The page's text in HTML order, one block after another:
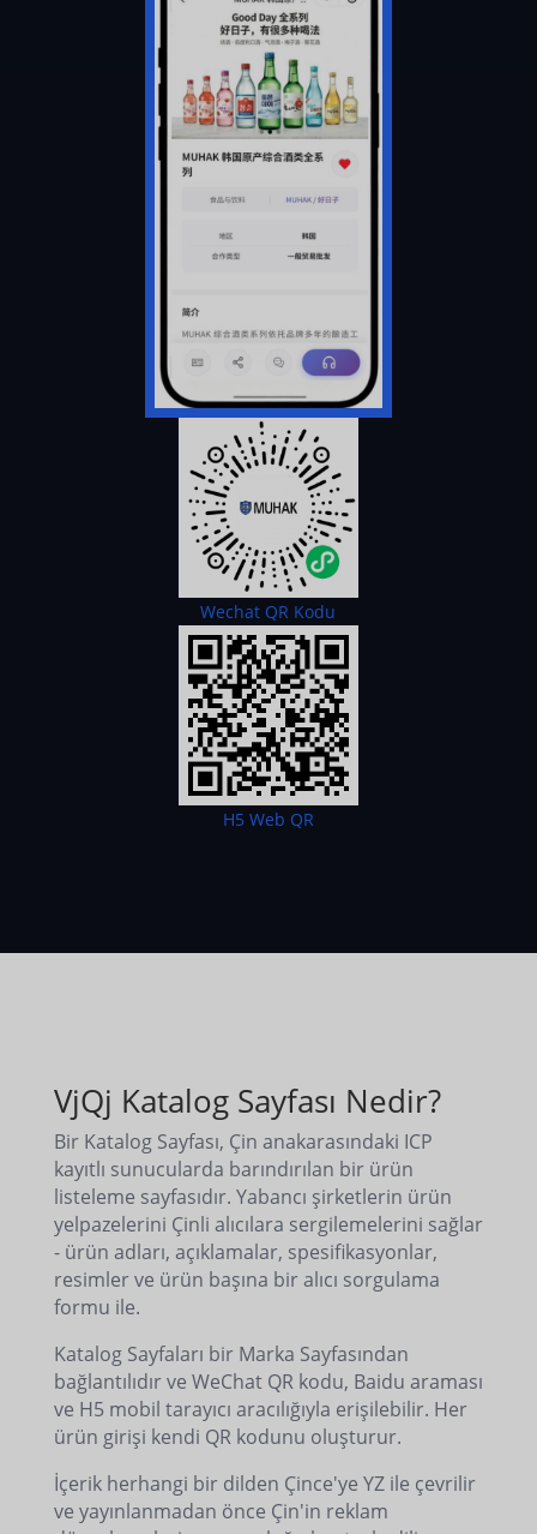
Wechat QR Kodu
H5 Web QR
VjQj Katalog Sayfası Nedir?
Bir Katalog Sayfası, Çin anakarasındaki ICP
kayıtlı sunucularda barındırılan bir ürün
listeleme sayfasıdır. Yabancı şirketlerin ürün
yelpazelerini Çinli alıcılara sergilemelerini sağlar
- ürün adları, açıklamalar, spesifikasyonlar,
resimler ve ürün başına bir alıcı sorgulama
formu ile.
Katalog Sayfaları bir Marka Sayfasından
bağlantılıdır ve WeChat QR kodu, Baidu araması
ve H5 mobil tarayıcı aracılığıyla erişilebilir. Her
ürün girişi kendi QR kodunu oluşturur.
İçerik herhangi bir dilden Çince'ye YZ ile çevrilir
ve yayınlanmadan önce Çin'in reklam